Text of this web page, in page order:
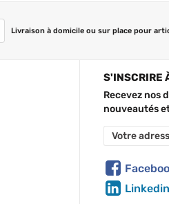
Livraison à domicile ou sur place pour
S'INSCRIRE
Recevez nos
nouveautés
Linkedin